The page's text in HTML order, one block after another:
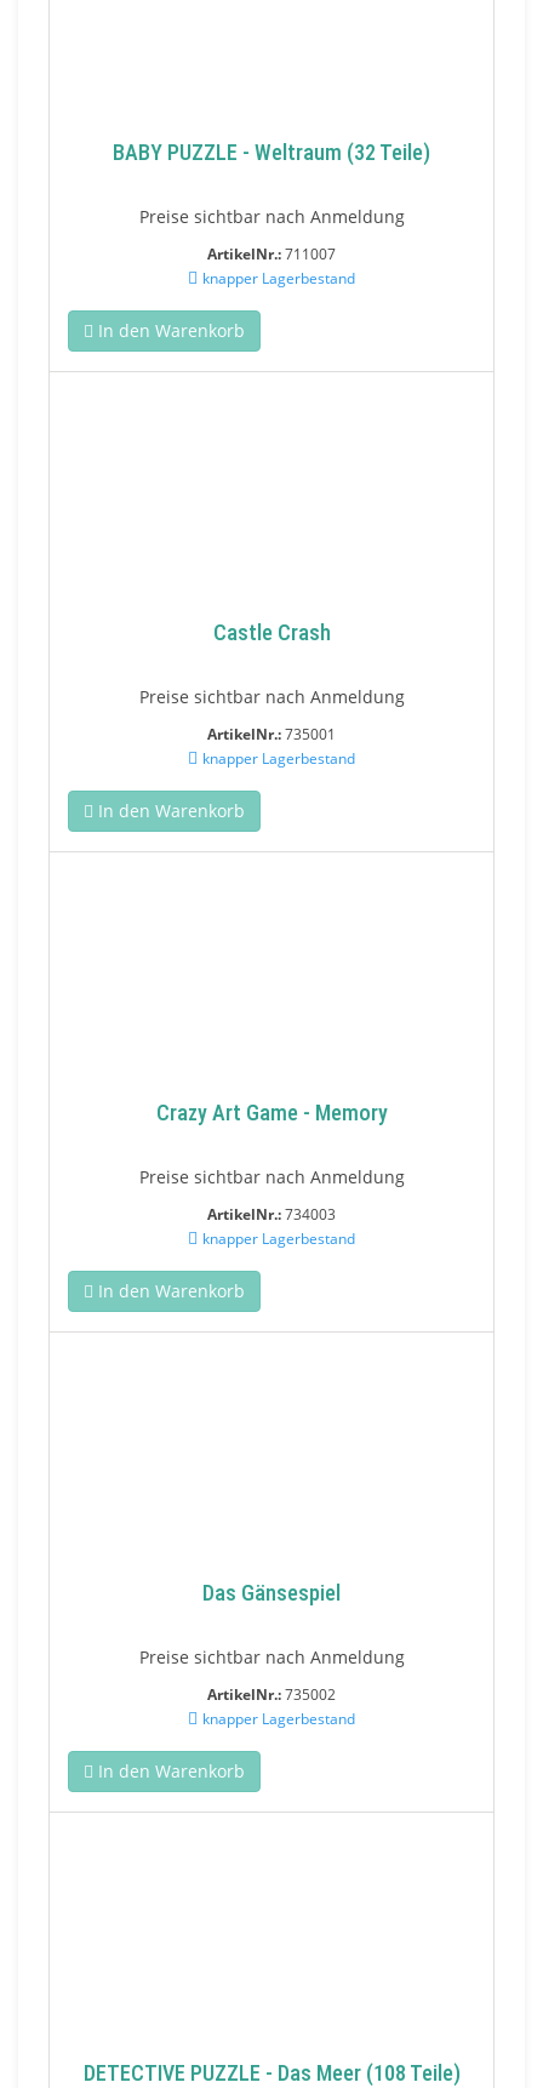
BABY PUZZLE - Weltraum (32 Teile)
Preise sichtbar nach Anmeldung
ArtikelNr.:711007
knapper Lagerbestand
In den Warenkorb
Castle Crash
Preise sichtbar nach Anmeldung
ArtikelNr.:735001
knapper Lagerbestand
In den Warenkorb
Crazy Art Game - Memory
Preise sichtbar nach Anmeldung
ArtikelNr.:734003
knapper Lagerbestand
In den Warenkorb
Das Gänsespiel
Preise sichtbar nach Anmeldung
ArtikelNr.:735002
knapper Lagerbestand
In den Warenkorb
DETECTIVE PUZZLE - Das Meer (108 Teile)